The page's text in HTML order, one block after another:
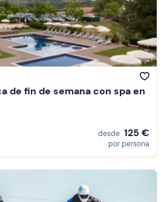
de fin de semana con spa en
desde 125 €
por persona